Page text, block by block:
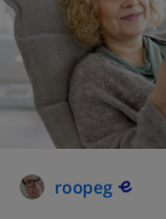
roopeg